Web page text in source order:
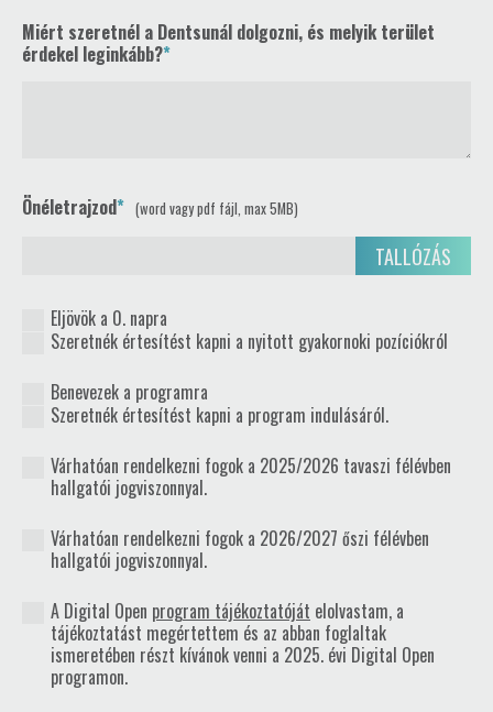
Miért szeretnél a Dentsunál dolgozni, és melyik terület
érdekel leginkább?
Önéletrajzod (word vagy pdf fájl, max 5MB)
TALLÓZÁS
Eljövök a 0. napra
Szeretnék értesítést kapni a nyitott gyakornoki pozíciókról
Benevezek a programra
Szeretnék értesítést kapni a program indulásáról.
Várhatóan rendelkezni fogok a 2025/2026 tavaszi félévben
hallgatói jogviszonnyal.
Várhatóan rendelkezni fogok a 2026/2027 őszi félévben
hallgatói jogviszonnyal.
A Digital Open program tájékoztatóját elolvastam, a
tájékoztatást megértettem és az abban foglaltak
ismeretében részt kívánok venni a 2025. évi Digital Open
programon.